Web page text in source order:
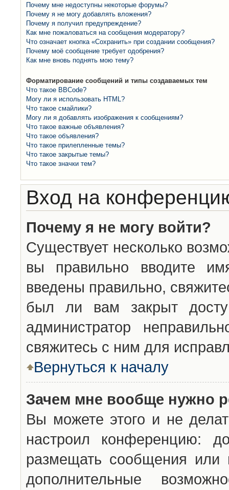
Почему мне недоступны некоторые форумы?
Почему я не могу добавлять вложения?
Почему я получил предупреждение?
Как мне пожаловаться на сообщения модератору?
Что означает кнопка «Сохранить» при создании сообщения?
Почему моё сообщение требует одобрения?
Как мне вновь поднять мою тему?
Форматирование сообщений и типы создаваемых тем
Что такое BBCode?
Могу ли я использовать HTML?
Что такое смайлики?
Могу ли я добавлять изображения к сообщениям?
Что такое важные объявления?
Что такое объявления?
Что такое прилепленные темы?
Что такое закрытые темы?
Что такое значки тем?
Вход на
Почему я не могу войти?
Существует несколько
вы правильно вводите
введены правильно,
был ли вам закрыт
администратор
свяжитесь с ним для
Вернуться к началу
Зачем мне вообще нужно
Вы можете этого и не
настроил конференцию:
размещать сообщения или
дополнительные